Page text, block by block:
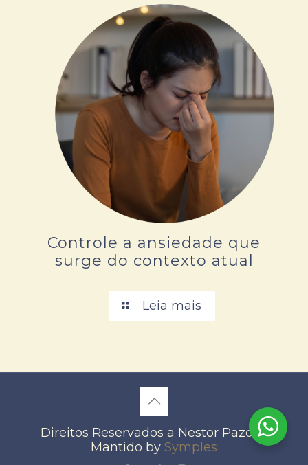
Controle a ansiedade que
surge do contexto atual
Leia mais
Direitos Reservados a Nestor Pazos -
Mantido by Symples